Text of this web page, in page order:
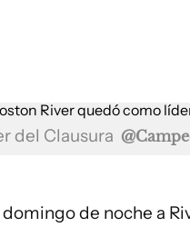
del Clausura
de noche a